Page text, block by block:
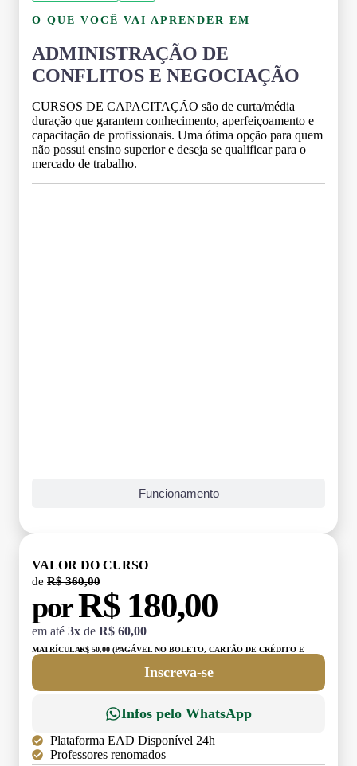
O QUE VOCÊ VAI APRENDER EM
ADMINISTRAÇÃO DE
CONFLITOS E NEGOCIAÇÃO
CURSOS DE CAPACITAÇÃO são de curta/média
duração que garantem conhecimento, aperfeiçoamento e
capacitação de profissionais. Uma ótima opção para quem
não possui ensino superior e deseja se qualificar para o
mercado de trabalho.
Funcionamento
VALOR DO CURSO
de R$ 360,00
porR$ 180,00
em até 3x de R$ 60,00
MATRÍCULA:R$ 50,00 (PAGÁVEL NO BOLETO, CARTÃO DE CRÉDITO E
Inscreva-se
Infos pelo WhatsApp
Plataforma EAD Disponível 24h
Professores renomados